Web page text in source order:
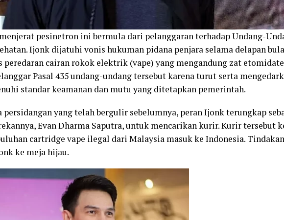
pesinetron ini bermula dari pelanggaran terhadap Undang-
Ijonk dijatuhi vonis hukuman pidana penjara selama delapan
peredaran cairan rokok elektrik (vape) yang mengandung zat
Pasal 435 undang-undang tersebut karena turut serta
standar keamanan dan mutu yang ditetapkan pemerintah.
persidangan yang telah bergulir sebelumnya, peran Ijonk terungkap
Evan Dharma Saputra, untuk mencarikan kurir. Kurir tersebut
cartridge vape ilegal dari Malaysia masuk ke Indonesia.
ke meja hijau.